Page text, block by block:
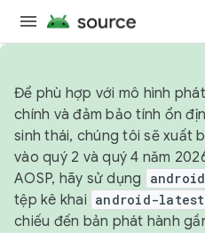
Để phù hợp với mô hình
chính và đảm bảo tính ổn
sinh thái, chúng tôi sẽ xuất
vào quý 2 và quý 4 năm
AOSP, hãy sử dụng
tệp kê khai android-
chiếu đến bản phát hành